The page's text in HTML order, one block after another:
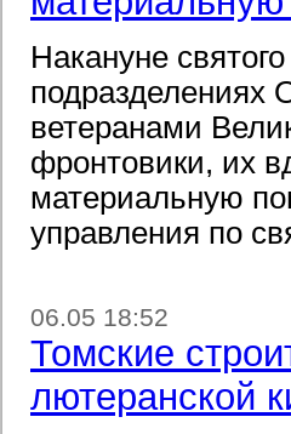
Накануне
подразделениях
ветеранами
фронтовики, их
материальную
управления по
06.05 18:52
Томские
лютеранской